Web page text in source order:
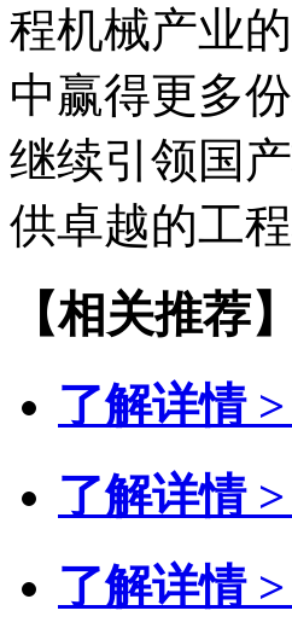
程机械产业
中赢得更多
继续引领国
供卓越的工
【相关推荐】
了解详情
了解详情 >
了解详情 >